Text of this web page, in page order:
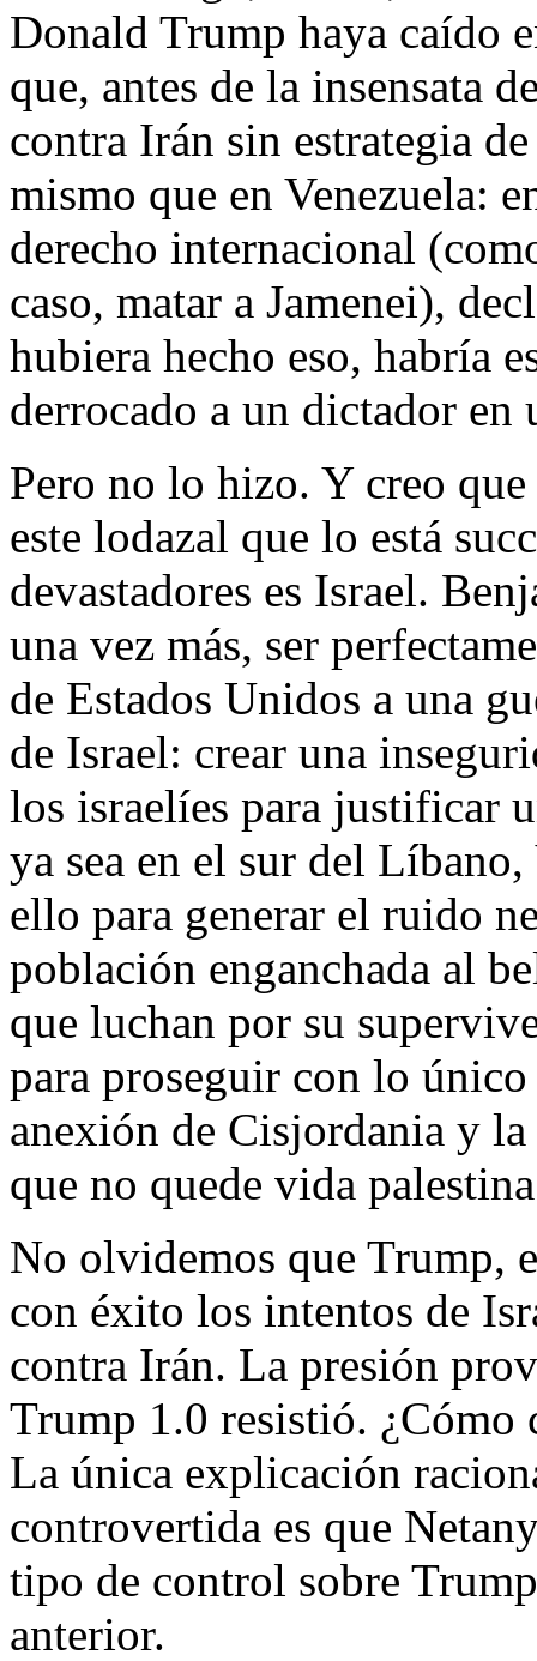
Donald Trump haya caído
que, antes de la insensata
contra Irán sin estrategia
mismo que en Venezuela:
derecho internacional
caso, matar a Jamenei),
hubiera hecho eso, habría
derrocado a un dictador en
Pero no lo hizo. Y creo
este lodazal que lo está
devastadores es Israel.
una vez más, ser
de Estados Unidos a una
de Israel: crear una
los israelíes para justificar
ya sea en el sur del
ello para generar el ruido
población enganchada al
que luchan por su
para proseguir con lo
anexión de Cisjordania y
que no quede vida
No olvidemos que Trump,
con éxito los intentos de
contra Irán. La presión
Trump 1.0 resistió. ¿Cómo
La única explicación
controvertida es que
tipo de control sobre
anterior.